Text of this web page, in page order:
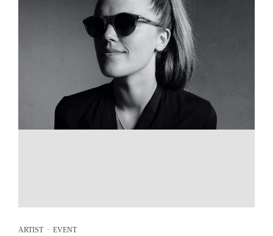
ARTIST· EVENT